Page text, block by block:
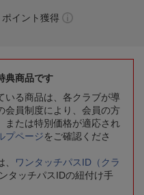
ポイント獲得
典商品です
いる商品は、各クラブが導
会員制度により、会員の方
または特別価格が適応され
プページをご確認くださ
ワンタッチパスID（クラ
タッチパスIDの紐付け手